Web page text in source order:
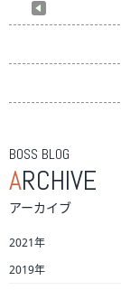
BOSS BLOG
ARCHIVE
アーカイブ
2021年
2019年